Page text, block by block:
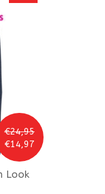
€24,95
€14,97
Look